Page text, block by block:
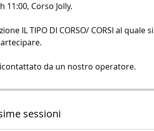
11:00, Corso Jolly.
IL TIPO DI CORSO/ CORSI al quale
sessioni